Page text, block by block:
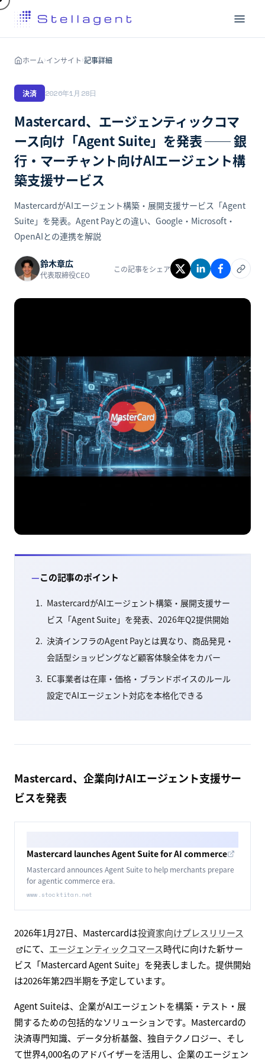
ホーム›インサイト ›記事詳細
決済 2026年1月28日
Mastercard、エージェンティックコマ
ース向け「Agent Suite」を発表 ── 銀
行・マーチャント向けAIエージェント構
築支援サービス
MastercardがAIエージェント構築・展開支援サービス「Agent
Suite」を発表。Agent Payとの違い、Google・Microsoft・
OpenAIとの連携を解説
鈴木章広
代表取締役CEO
この記事をシェア
この記事のポイント
MastercardがAIエージェント構築・展開支援サー
ビス「Agent Suite」を発表、2026年Q2提供開始
決済インフラのAgent Payとは異なり、商品発見・
会話型ショッピングなど顧客体験全体をカバー
EC事業者は在庫・価格・ブランドボイスのルール
設定でAIエージェント対応を本格化できる
Mastercard、企業向けAIエージェント支援サー
ビスを発表
Mastercard launches Agent Suite for AI commerce
Mastercard announces Agent Suite to help merchants prepare
for agentic commerce era.
www.stocktitan.net
2026年1月27日、Mastercardは投資家向けプレスリリース
にて、 エージェンティックコマース時代に向けた新サー
ビス「Mastercard Agent Suite」を発表しました。提供開始
は2026年第2四半期を予定しています。
Agent Suiteは、企業がAIエージェントを構築・テスト・展
開するための包括的なソリューションです。Mastercardの
決済専門知識、データ分析基盤、独自テクノロジー、そし
て世界4,000名のアドバイザーを活用し、企業のエージェン